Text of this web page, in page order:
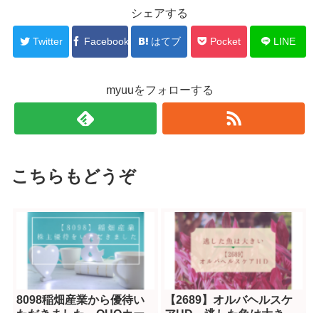
シェアする
Twitter Facebook はてブ Pocket LINE
myuuをフォローする
こちらもどうぞ
8098稲畑産業から優待い
【2689】オルバヘルスケ